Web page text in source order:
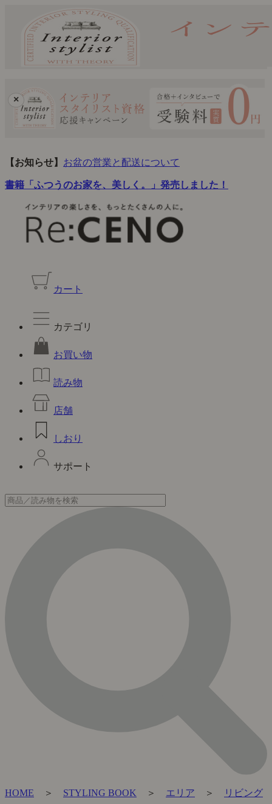
×
【お知らせ】 お盆の営業と配送について
書籍「ふつうのお家を、美しく。」発売しました！
カート
カテゴリ
お買い物
読み物
店舗
しおり
サポート
HOME ＞ STYLING BOOK ＞ エリア ＞ リビング